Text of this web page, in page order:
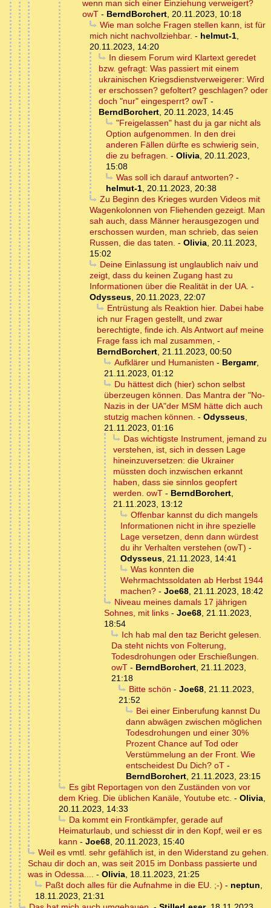
wenn man sich einer Einziehung verweigert?
owT - BerndBorchert, 20.11.2023, 10:18
Wie man solche Fragen stellen kann, ist für
mich nicht nachvollziehbar. - helmut-1,
20.11.2023, 14:20
In diesem Forum wird Klartext geredet
bzw. gefragt: Was passiert mit einem
ukrainischen Kriegsdienstverweigerer: Wird
er erschossen? gefoltert? geschlagen? oder
doch "nur" eingesperrt? owT -
BerndBorchert, 20.11.2023, 14:45
"Freigelassen" hast du ja gar nicht als
Option aufgenommen. In den drei
anderen Fällen dürfte es schwierig sein,
die zu befragen. - Olivia, 20.11.2023,
15:08
Was soll ich darauf antworten?-
helmut-1, 20.11.2023, 20:38
Zu Beginn des Krieges wurden Videos mit
Wagenkolonnen von Fliehenden gezeigt. Man
sah auch, dass Männer herausgezogen und
erschossen wurden, man schrieb, das seien
Russen, die das taten. - Olivia, 20.11.2023,
15:02
Deine Einlassung ist unglaublich naiv und
zeigt, dass du keinen Zugang hast zu
Informationen über die Realität in der UA. -
Odysseus, 20.11.2023, 22:07
Entrüstung als Reaktion hier. Dabei habe
ich nur Fragen gestellt, und zwar
berechtigte, finde ich. Als Antwort auf meine
Frage fass ich mal zusammen, -
BerndBorchert, 21.11.2023, 00:50
Aufklärer und Humanisten - Bergamr,
21.11.2023, 01:12
Du hättest dich (hier) schon selbst
überzeugen können. Das Mantra der "No-
Nazis in der UA"der MSM hätte dich auch
stutzig machen können. - Odysseus,
21.11.2023, 01:16
Das wichtigste Instrument, jemand zu
verstehen, ist, sich in dessen Lage
hineinzuversetzen: die Ukrainer
müssten doch inzwischen erkannt
haben, dass sie sinnlos geopfert
werden. owT - BerndBorchert,
21.11.2023, 13:12
Offenbar kannst du dich mangels
Informationen nicht in ihre spezielle
Lage versetzen, denn dann würdest
du ihr Verhalten verstehen (owT) -
Odysseus, 21.11.2023, 14:41
Was konnten die
Wehrmachtssoldaten ab Herbst 1944
machen? - Joe68, 21.11.2023, 18:42
Niveau meines damals 17 jährigen
Sohnes, mit links - Joe68, 21.11.2023,
18:54
Ich hab mal den taz Bericht gelesen.
Da steht nichts von Folterung,
Todesdrohungen oder Erschießungen.
owT - BerndBorchert, 21.11.2023,
21:18
Bitte schön - Joe68, 21.11.2023,
21:52
Bei einer Einberufung kannst Du
dann abwägen zwischen möglichen
Todesdrohungen und einer 30%
Prozent Chance auf Tod oder
Verstümmelung an der Front. Wie
entscheidest Du Dich? oT -
BerndBorchert, 21.11.2023, 23:15
Es gibt Reportagen von den Zuständen von vor
dem Krieg. Die üblichen Kanäle, Youtube etc. - Olivia,
20.11.2023, 14:33
Da kommt ein Frontkämpfer, gerade auf
Heimaturlaub, und schiesst dir in den Kopf, weil er es
kann - Joe68, 20.11.2023, 15:40
Weil es vmtl. sehr gefählich ist, in den Widerstand zu gehen.
Schau dir doch an, was seit 2015 im Donbass passierte und
was in Odessa.... - Olivia, 18.11.2023, 21:25
Paßt doch alles für die Aufnahme in die EU. ;-) - neptun,
18.11.2023, 21:31